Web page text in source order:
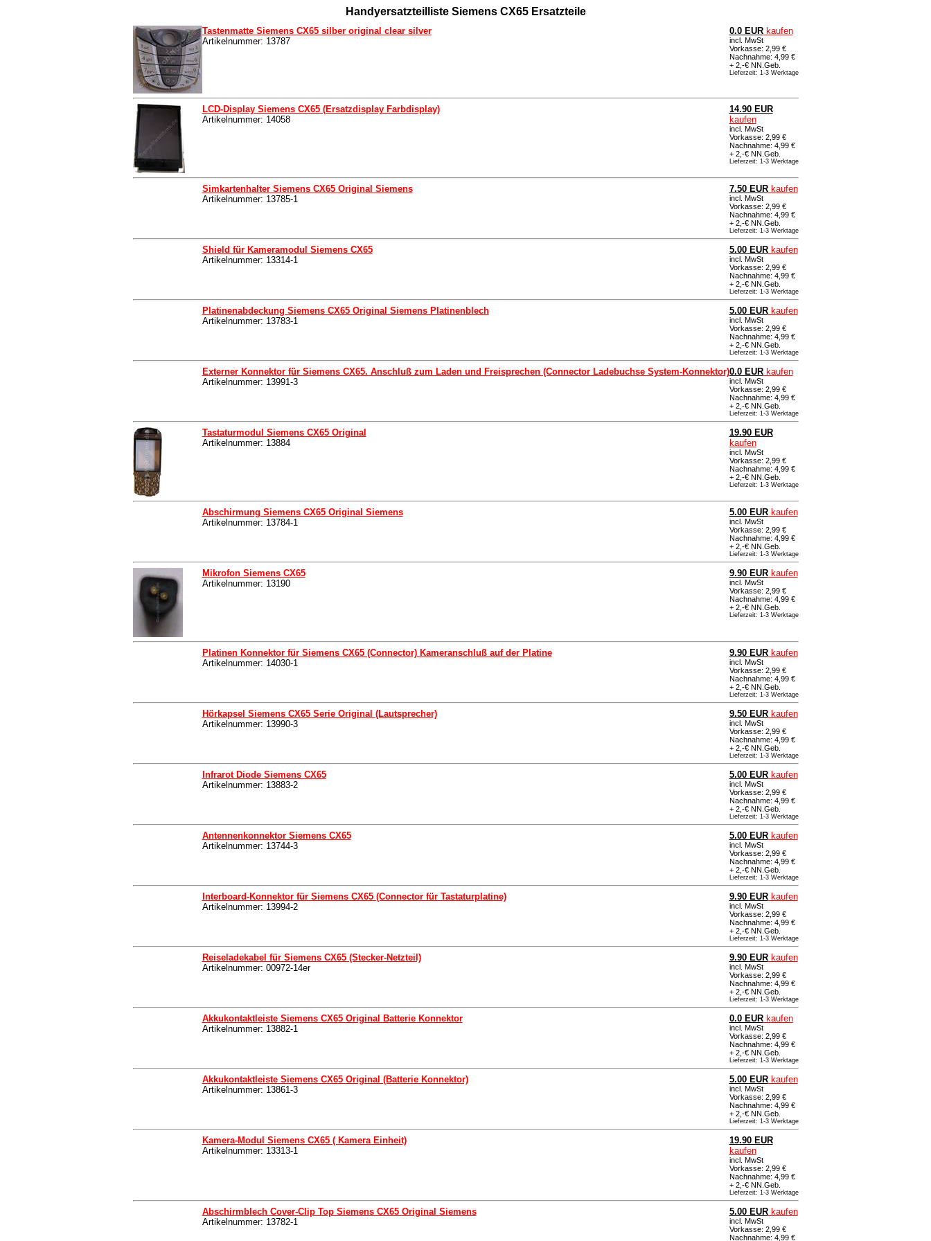
Handyersatzteilliste Siemens CX65 Ersatzteile
Tastenmatte Siemens CX65 silber original clear silver
Artikelnummer: 13787
0.0 EURkaufen
incl. MwSt
Vorkasse: 2,99 €
Nachnahme: 4,99 €
+ 2,-€ NN.Geb.
Lieferzeit: 1-3 Werktage
LCD-Display Siemens CX65 (Ersatzdisplay Farbdisplay)
Artikelnummer: 14058
14.90 EUR
kaufen
incl. MwSt
Vorkasse: 2,99 €
Nachnahme: 4,99 €
+ 2,-€ NN.Geb.
Lieferzeit: 1-3 Werktage
Simkartenhalter Siemens CX65 Original Siemens
Artikelnummer: 13785-1
7.50 EURkaufen
incl. MwSt
Vorkasse: 2,99 €
Nachnahme: 4,99 €
+ 2,-€ NN.Geb.
Lieferzeit: 1-3 Werktage
Shield für Kameramodul Siemens CX65
Artikelnummer: 13314-1
5.00 EURkaufen
incl. MwSt
Vorkasse: 2,99 €
Nachnahme: 4,99 €
+ 2,-€ NN.Geb.
Lieferzeit: 1-3 Werktage
Platinenabdeckung Siemens CX65 Original Siemens Platinenblech
Artikelnummer: 13783-1
5.00 EURkaufen
incl. MwSt
Vorkasse: 2,99 €
Nachnahme: 4,99 €
+ 2,-€ NN.Geb.
Lieferzeit: 1-3 Werktage
Externer Konnektor für Siemens CX65. Anschluß zum Laden und Freisprechen (Connector Ladebuchse System-Konnektor)
Artikelnummer: 13991-3
0.0 EURkaufen
incl. MwSt
Vorkasse: 2,99 €
Nachnahme: 4,99 €
+ 2,-€ NN.Geb.
Lieferzeit: 1-3 Werktage
Tastaturmodul Siemens CX65 Original
Artikelnummer: 13884
19.90 EUR
kaufen
incl. MwSt
Vorkasse: 2,99 €
Nachnahme: 4,99 €
+ 2,-€ NN.Geb.
Lieferzeit: 1-3 Werktage
Abschirmung Siemens CX65 Original Siemens
Artikelnummer: 13784-1
5.00 EURkaufen
incl. MwSt
Vorkasse: 2,99 €
Nachnahme: 4,99 €
+ 2,-€ NN.Geb.
Lieferzeit: 1-3 Werktage
Mikrofon Siemens CX65
Artikelnummer: 13190
9.90 EURkaufen
incl. MwSt
Vorkasse: 2,99 €
Nachnahme: 4,99 €
+ 2,-€ NN.Geb.
Lieferzeit: 1-3 Werktage
Platinen Konnektor für Siemens CX65 (Connector) Kameranschluß auf der Platine
Artikelnummer: 14030-1
9.90 EURkaufen
incl. MwSt
Vorkasse: 2,99 €
Nachnahme: 4,99 €
+ 2,-€ NN.Geb.
Lieferzeit: 1-3 Werktage
Hörkapsel Siemens CX65 Serie Original (Lautsprecher)
Artikelnummer: 13990-3
9.50 EURkaufen
incl. MwSt
Vorkasse: 2,99 €
Nachnahme: 4,99 €
+ 2,-€ NN.Geb.
Lieferzeit: 1-3 Werktage
Infrarot Diode Siemens CX65
Artikelnummer: 13883-2
5.00 EURkaufen
incl. MwSt
Vorkasse: 2,99 €
Nachnahme: 4,99 €
+ 2,-€ NN.Geb.
Lieferzeit: 1-3 Werktage
Antennenkonnektor Siemens CX65
Artikelnummer: 13744-3
5.00 EURkaufen
incl. MwSt
Vorkasse: 2,99 €
Nachnahme: 4,99 €
+ 2,-€ NN.Geb.
Lieferzeit: 1-3 Werktage
Interboard-Konnektor für Siemens CX65 (Connector für Tastaturplatine)
Artikelnummer: 13994-2
9.90 EURkaufen
incl. MwSt
Vorkasse: 2,99 €
Nachnahme: 4,99 €
+ 2,-€ NN.Geb.
Lieferzeit: 1-3 Werktage
Reiseladekabel für Siemens CX65 (Stecker-Netzteil)
Artikelnummer: 00972-14er
9.90 EURkaufen
incl. MwSt
Vorkasse: 2,99 €
Nachnahme: 4,99 €
+ 2,-€ NN.Geb.
Lieferzeit: 1-3 Werktage
Akkukontaktleiste Siemens CX65 Original Batterie Konnektor
Artikelnummer: 13882-1
0.0 EURkaufen
incl. MwSt
Vorkasse: 2,99 €
Nachnahme: 4,99 €
+ 2,-€ NN.Geb.
Lieferzeit: 1-3 Werktage
Akkukontaktleiste Siemens CX65 Original (Batterie Konnektor)
Artikelnummer: 13861-3
5.00 EURkaufen
incl. MwSt
Vorkasse: 2,99 €
Nachnahme: 4,99 €
+ 2,-€ NN.Geb.
Lieferzeit: 1-3 Werktage
Kamera-Modul Siemens CX65 ( Kamera Einheit)
Artikelnummer: 13313-1
19.90 EUR
kaufen
incl. MwSt
Vorkasse: 2,99 €
Nachnahme: 4,99 €
+ 2,-€ NN.Geb.
Lieferzeit: 1-3 Werktage
Abschirmblech Cover-Clip Top Siemens CX65 Original Siemens
Artikelnummer: 13782-1
5.00 EURkaufen
incl. MwSt
Vorkasse: 2,99 €
Nachnahme: 4,99 €